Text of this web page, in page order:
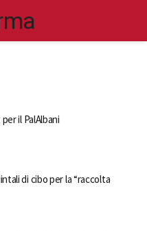
il PalAlbani
di cibo per la “raccolta